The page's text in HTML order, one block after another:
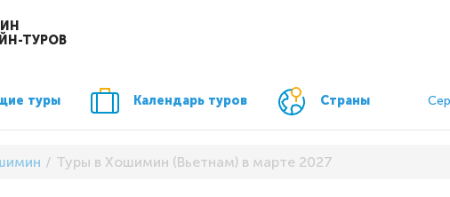
ТУРОВ
туры Календарь туров Страны
Туры в Хошимин (Вьетнам) в марте 2027